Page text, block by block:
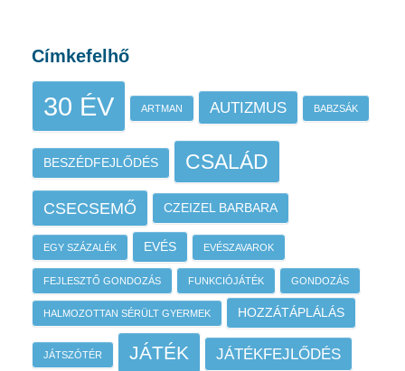
Címkefelhő
30 ÉV ARTMAN AUTIZMUS BABZSÁK
BESZÉDFEJLŐDÉS CSALÁD
CSECSEMŐ CZEIZEL BARBARA
EGY SZÁZALÉK EVÉS EVÉSZAVAROK
FEJLESZTŐ GONDOZÁS FUNKCIÓJÁTÉK GONDOZÁS
HALMOZOTTAN SÉRÜLT GYERMEK HOZZÁTÁPLÁLÁS
JÁTSZÓTÉR JÁTÉK JÁTÉKFEJLŐDÉS